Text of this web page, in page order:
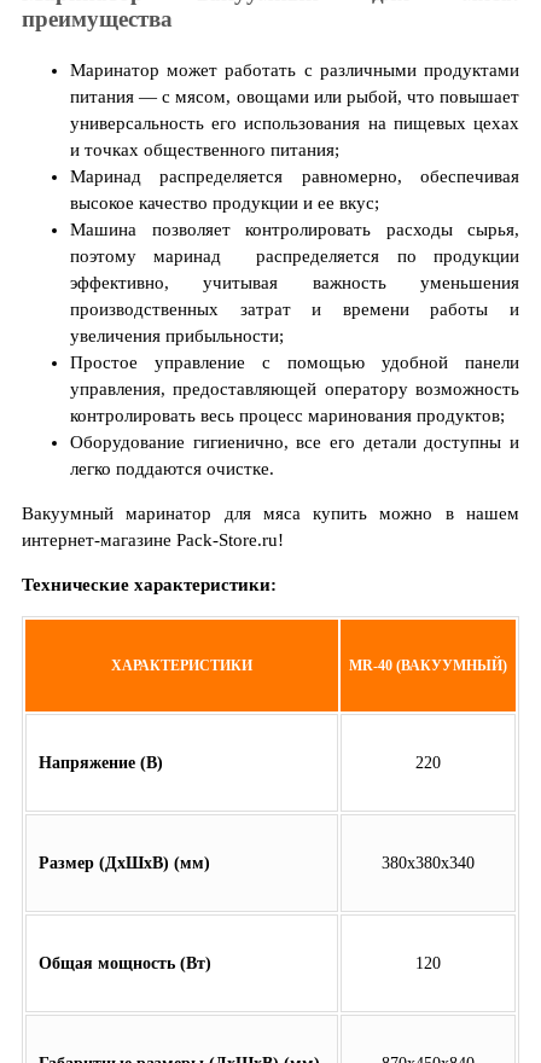
преимущества
Маринатор может работать с различными продуктами
питания — с мясом, овощами или рыбой, что повышает
универсальность его использования на пищевых цехах
и точках общественного питания;
Маринад распределяется равномерно, обеспечивая
высокое качество продукции и ее вкус;
Машина позволяет контролировать расходы сырья,
поэтому маринад распределяется по продукции
эффективно, учитывая важность уменьшения
производственных затрат и времени работы и
увеличения прибыльности;
Простое управление с помощью удобной панели
управления, предоставляющей оператору возможность
контролировать весь процесс маринования продуктов;
Оборудование гигиенично, все его детали доступны и
легко поддаются очистке.
Вакуумный маринатор для мяса купить можно в нашем
интернет-магазине Pack-Store.ru!
Технические характеристики:
ХАРАКТЕРИСТИКИ MR-40 (ВАКУУМНЫЙ)
Напряжение (В) 220
Размер (ДхШхВ) (мм) 380х380х340
Общая мощность (Вт) 120